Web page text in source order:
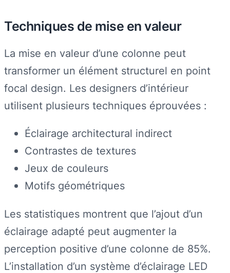
Techniques de mise en valeur
La mise en valeur d’une colonne peut
transformer un élément structurel en point
focal design. Les designers d’intérieur
utilisent plusieurs techniques éprouvées :
Éclairage architectural indirect
Contrastes de textures
Jeux de couleurs
Motifs géométriques
Les statistiques montrent que l’ajout d’un
éclairage adapté peut augmenter la
perception positive d’une colonne de 85%.
L’installation d’un système d’éclairage LED